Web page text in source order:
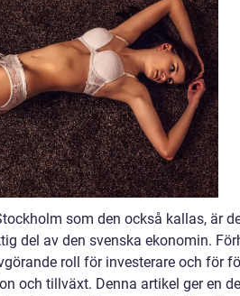
som den också kallas, är
del av den svenska ekonomin.
roll för investerare och för
och tillväxt. Denna artikel ger en